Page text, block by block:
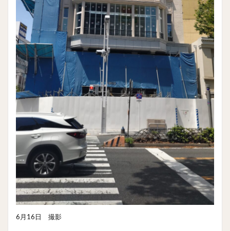
6月16日 撮影